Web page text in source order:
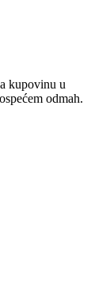
kupovinu u
odmah.